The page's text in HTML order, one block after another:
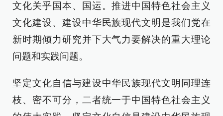
文化关乎国本、国运。推进中国特色社会主义
文化建设、建设中华民族现代文明是我们党在
新时期倾力研究并下大气力要解决的重大理论
问题和实践问题。
坚定文化自信与建设中华民族现代文明同理连
枝、密不可分，二者统一于中国特色社会主义